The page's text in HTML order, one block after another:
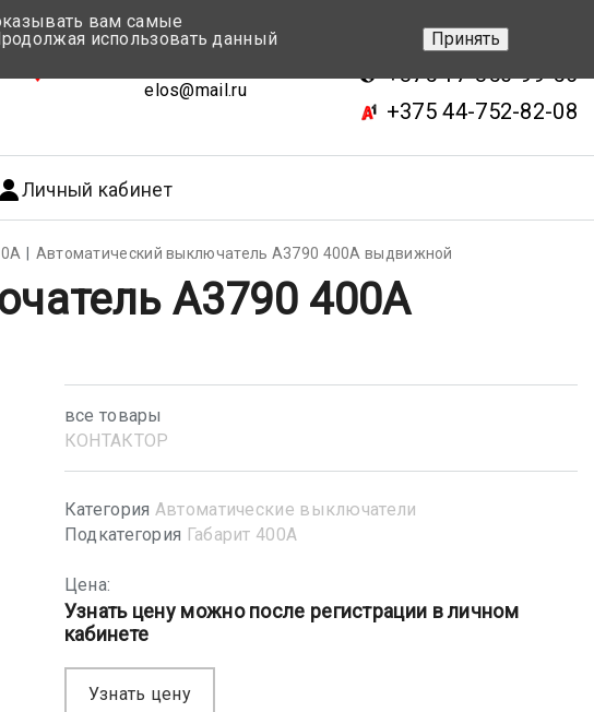
elos@mail.ru
+375 17-343-46-70
+375 17-350-99-56
+375 44-752-82-08
Личный кабинет
Автоматический выключатель А3790 400А выдвижной
А3790 400А
все товары
КОНТАКТОР
Категория Автоматические выключатели
Подкатегория Габарит 400А
Цена:
Узнать цену можно после регистрации в личном
кабинете
Узнать цену
вам самые
использовать данный
Принять